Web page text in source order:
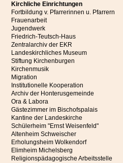
Kirchliche Einrichtungen
Fortbildung v. Pfarrerinnen u. Pfarrern
Frauenarbeit
Jugendwerk
Friedrich-Teutsch-Haus
Zentralarchiv der EKR
Landeskirchliches Museum
Stiftung Kirchenburgen
Kirchenmusik
Migration
Institutionelle Kooperation
Archiv der Honterusgemeinde
Ora & Labora
Gästezimmer im Bischofspalais
Kantine der Landeskirche
Schülerheim "Ernst Weisenfeld"
Altenheim Schweischer
Erholungsheim Wolkendorf
Elimheim Michelsberg
Religionspädagogische Arbeitsstelle